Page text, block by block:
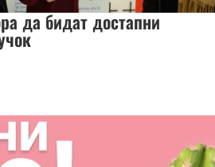
да бидат достапни